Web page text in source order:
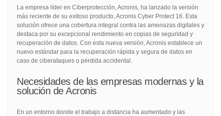
La empresa líder en Ciberprotección, Acronis, ha lanzado la versión
más reciente de su exitoso producto, Acronis Cyber Protect 16. Esta
solución ofrece una cobertura integral contra las amenazas digitales y
destaca por su excepcional rendimiento en copias de seguridad y
recuperación de datos. Con esta nueva versión, Acronis establece un
nuevo estándar para la recuperación rápida y segura de datos en
caso de ciberataques o pérdida accidental.
Necesidades de las empresas modernas y la
solución de Acronis
En un entorno donde el trabajo a distancia ha aumentado y las